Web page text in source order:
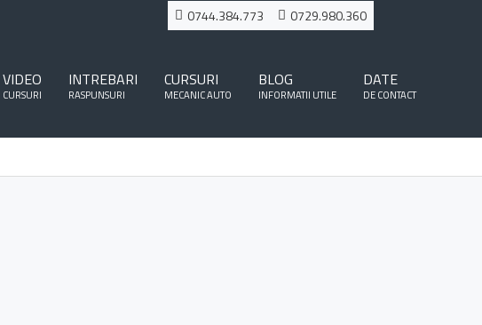
0744.384.773 0729.980.360
VIDEO
CURSURI
INTREBARI
RASPUNSURI
CURSURI
MECANIC AUTO
BLOG
INFORMATII UTILE
DATE
DE CONTACT